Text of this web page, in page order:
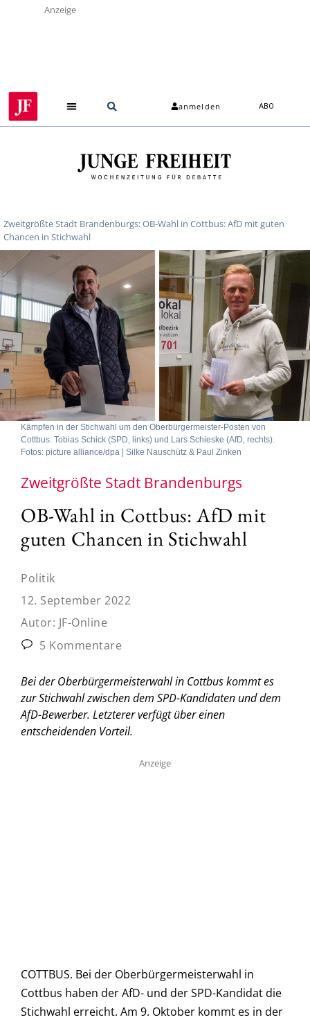
Anzeige
anmelden ABO
Zweitgrößte Stadt Brandenburgs: OB-Wahl in Cottbus: AfD mit guten
Chancen in Stichwahl
Kämpfen in der Stichwahl um den Oberbürgermeister-Posten von
Cottbus: Tobias Schick (SPD, links) und Lars Schieske (AfD, rechts).
Fotos: picture alliance/dpa | Silke Nauschütz & Paul Zinken
Zweitgrößte Stadt Brandenburgs
OB-Wahl in Cottbus: AfD mit
guten Chancen in Stichwahl
Politik
12. September 2022
Autor: JF-Online
5 Kommentare
Bei der Oberbürgermeisterwahl in Cottbus kommt es
zur Stichwahl zwischen dem SPD-Kandidaten und dem
AfD-Bewerber. Letzterer verfügt über einen
entscheidenden Vorteil.
Anzeige
COTTBUS. Bei der Oberbürgermeisterwahl in
Cottbus haben der AfD- und der SPD-Kandidat die
Stichwahl erreicht. Am 9. Oktober kommt es in der